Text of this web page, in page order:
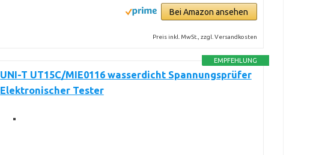
Bei Amazon ansehen
Preis inkl. MwSt., zzgl. Versandkosten
EMPFEHLUNG
UNI-T UT15C/MIE0116 wasserdicht Spannungsprüfer
Elektronischer Tester